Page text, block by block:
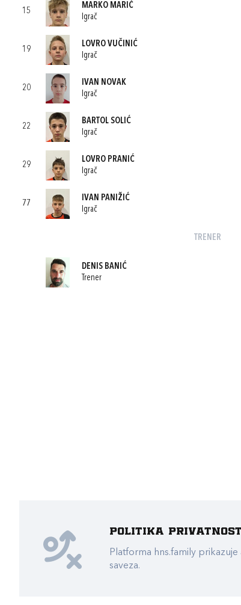
15
MARKO MARIĆ
Igrač
19
LOVRO VUČINIĆ
Igrač
20
IVAN NOVAK
Igrač
22
BARTOL SOLIĆ
Igrač
29
LOVRO PRANIĆ
Igrač
77
IVAN PANIŽIĆ
Igrač
TRENER
DENIS BANIĆ
Trener
Politika
Platforma hns.family
saveza.